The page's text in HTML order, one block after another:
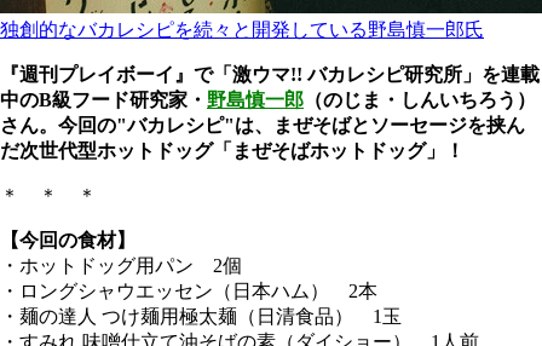
独創的なバカレシピを続々と開発している野島慎一郎氏
『週刊プレイボーイ』で「激ウマ!! バカレシピ研究所」を連載
中のB級フード研究家・ 野島慎一郎 （のじま・しんいちろう）
さん。今回の"バカレシピ"は、まぜそばとソーセージを挟ん
だ次世代型ホットドッグ「まぜそばホットドッグ」！
＊ ＊ ＊
【今回の食材】
・ホットドッグ用パン 2個
・ロングシャウエッセン（日本ハム） 2本
・麺の達人 つけ麺用極太麺（日清食品） 1玉
・すみれ 味噌仕立て油そばの素（ダイショー） 1人前